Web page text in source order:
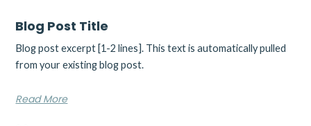
Blog Post Title
Blog post excerpt [1-2 lines]. This text is automatically pulled
from your existing blog post.
Read More